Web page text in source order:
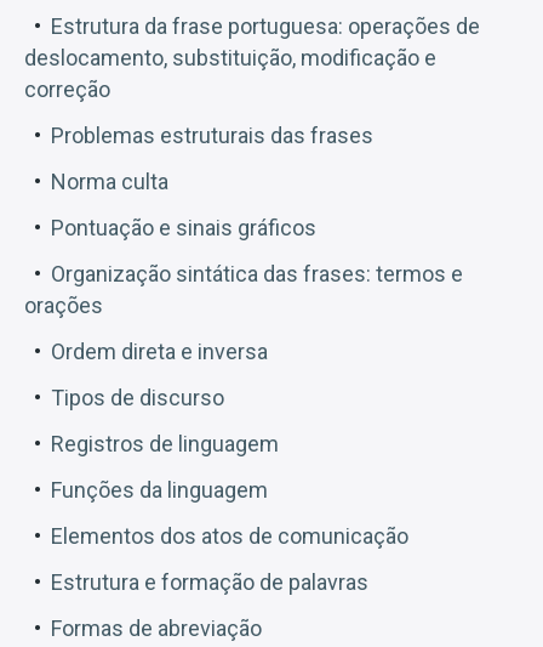
Estrutura da frase portuguesa: operações de
deslocamento, substituição, modificação e
correção
Problemas estruturais das frases
Norma culta
Pontuação e sinais gráficos
Organização sintática das frases: termos e
orações
Ordem direta e inversa
Tipos de discurso
Registros de linguagem
Funções da linguagem
Elementos dos atos de comunicação
Estrutura e formação de palavras
Formas de abreviação